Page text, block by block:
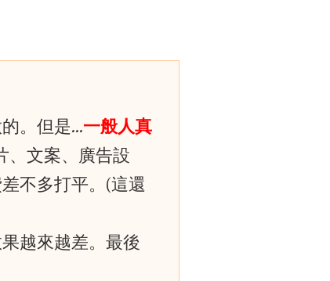
。但是…一般人真
、文案、廣告設
不多打平。(這還
越來越差。最後